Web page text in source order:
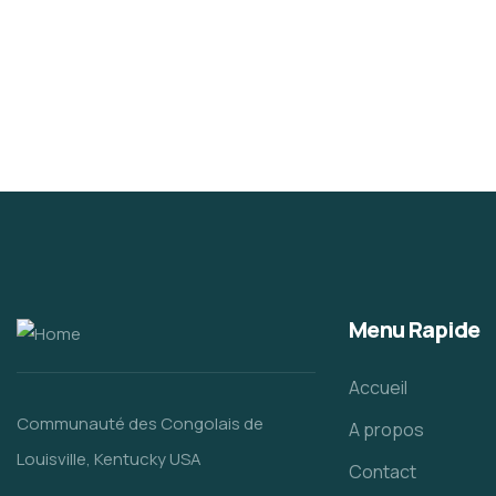
Communauté des Congolais de
Louisville, Kentucky USA
Menu Rapide
Accueil
A propos
Contact